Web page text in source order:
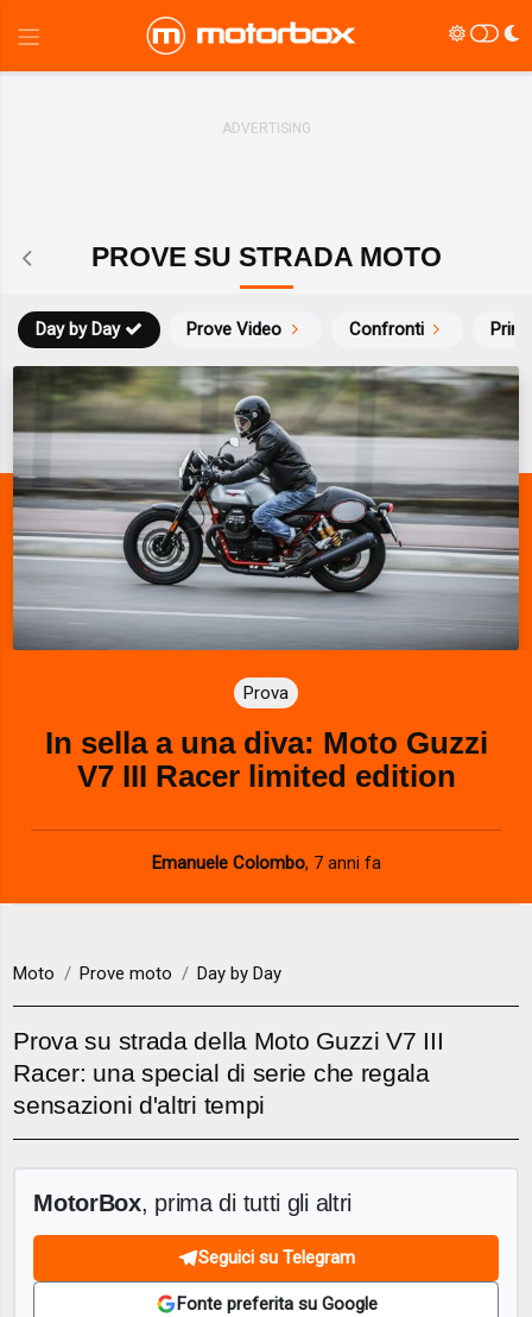
PROVE SU STRADA MOTO
Prove Video Confronti
Day by Day
Prova
In sella a una diva: Moto Guzzi
V7 III Racer limited edition
Emanuele Colombo, 7 anni fa
Moto Prove moto Day by Day
Prova su strada della Moto Guzzi V7 III
Racer: una special di serie che regala
sensazioni d'altri tempi
MotorBox, prima di tutti gli altri
Seguici su Telegram
Fonte preferita su Google